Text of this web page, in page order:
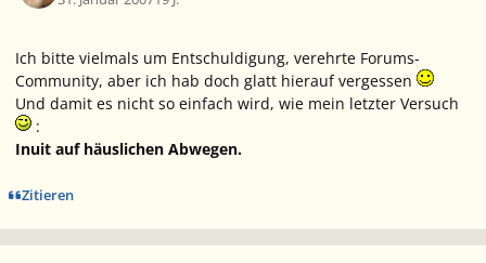
Ich bitte vielmals um Entschuldigung, verehrte Forums-
Community, aber ich hab doch glatt hierauf vergessen
Und damit es nicht so einfach wird, wie mein letzter Versuch
:
Inuit auf häuslichen Abwegen.
Zitieren